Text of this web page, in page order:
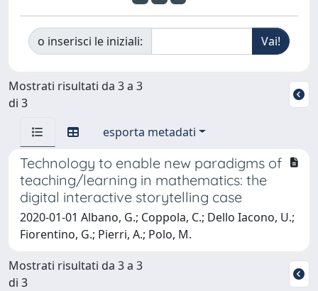
o inserisci le iniziali:
Mostrati risultati da 3 a 3
di 3
esporta metadati
Technology to enable new paradigms of
teaching/learning in mathematics: the
digital interactive storytelling case
2020-01-01 Albano, G.; Coppola, C.; Dello Iacono, U.;
Fiorentino, G.; Pierri, A.; Polo, M.
Mostrati risultati da 3 a 3
di 3